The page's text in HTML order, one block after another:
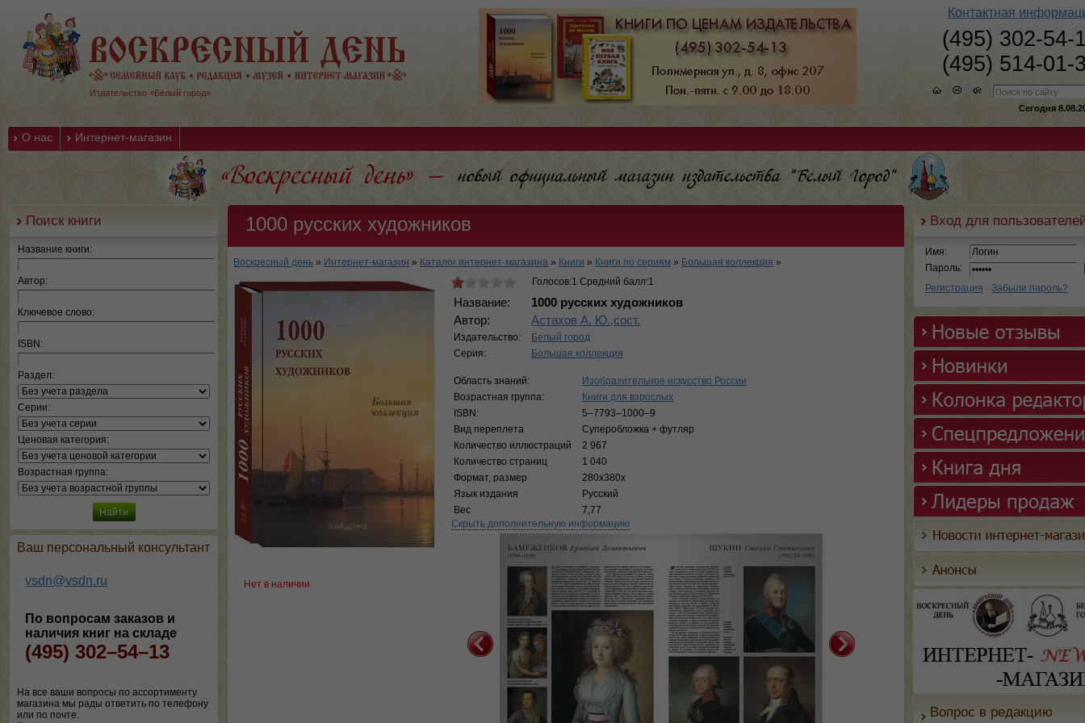
Издательство «Белый город»
Контактная
(495) 302-54-
(495) 514-01-
Сегодня
О нас Интернет-магазин
Поиск книги
Название книги:
Автор:
Ключевое слово:
ISBN:
Раздел:
Серии:
Ценовая категория:
Возрастная группа:
Ваш персональный консультант
vsdn@vsdn.ru
По вопросам заказов и
наличия книг на складе
(495) 302–54–13
На все ваши вопросы по ассортименту
магазина мы рады ответить по телефону
или по почте.
1000 русских художников
Воскресный день » Интернет-магазин » Каталог интернет-магазина » Книги » Книги по сериям » Большая коллекция »
Нет в наличии
Голосов:1 Средний балл:1
Название:
1000 русских художников
Автор:
Астахов А. Ю.,сост.
Издательство:
Белый город
Серия:
Большая коллекция
Область знаний:
Изобразительное искусство России
Возрастная группа:
Книги для взрослых
ISBN:
5–7793–1000–9
Вид переплета
Суперобложка + футляр
Количество иллюстраций
2 967
Количество страниц
1 040
Формат, размер
280х380х
Язык издания
Русский
Вес
7,77
Скрыть дополнительную информацию
Вход для
Имя:
Пароль:
Регистрация
Забыли пароль?
Вопрос в редакцию